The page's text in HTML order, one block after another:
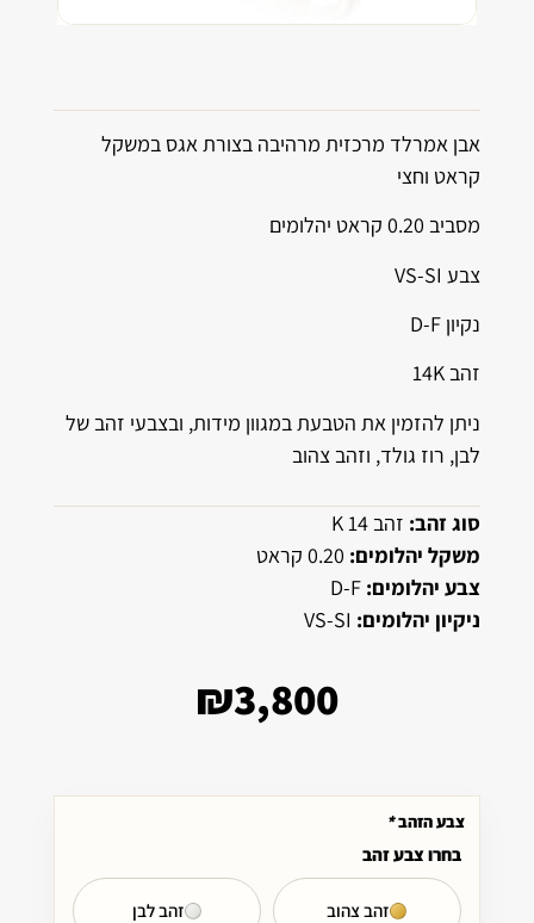
אבן אמרלד מרכזית מרהיבה בצורת אגס במשקל
קראט וחצי
מסביב 0.20 קראט יהלומים
צבע VS-SI
נקיון D-F
זהב 14K
ניתן להזמין את הטבעת במגוון מידות, ובצבעי זהב של
לבן, רוז גולד, וזהב צהוב
סוג זהב: זהב 14 K
משקל יהלומים: 0.20 קראט
צבע יהלומים:D-F
ניקיון יהלומים: VS-SI
₪3,800
צבע הזהב*
בחרו צבע זהב
זהב צהוב זהב לבן